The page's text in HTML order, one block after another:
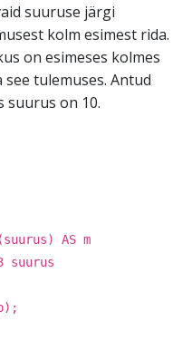
suuruse järgi
kolm esimest rida.
on esimeses kolmes
tulemuses. Antud
suurus on 10.
AS m
suurus